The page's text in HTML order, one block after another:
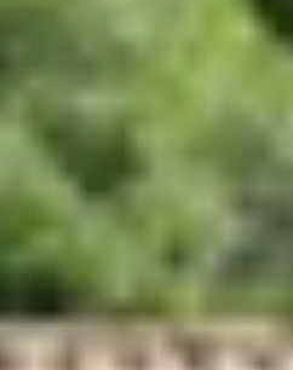
Champagne Canard-
Champagne Lanson
Champagne Mercier
Champagne Moët &
Champagne Mumm
Champagne Vranken-
Villa Demoiselle